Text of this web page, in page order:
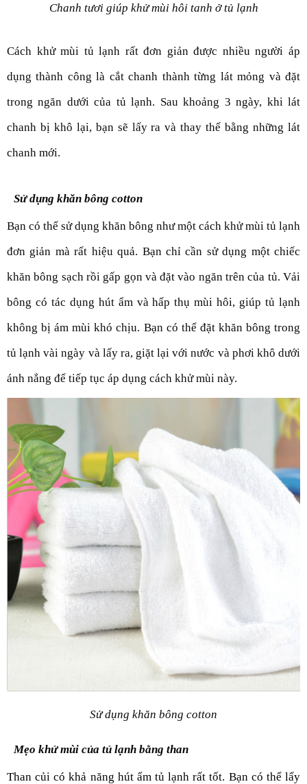
Chanh tươi giúp khử mùi hôi tanh ở tủ lạnh
Cách khử mùi tủ lạnh rất đơn giản được nhiều người áp
dụng thành công là cắt chanh thành từng lát mỏng và đặt
trong ngăn dưới của tủ lạnh. Sau khoảng 3 ngày, khi lát
chanh bị khô lại, bạn sẽ lấy ra và thay thế bằng những lát
chanh mới.
Sử dụng khăn bông cotton
Bạn có thể sử dụng khăn bông như một cách khử mùi tủ lạnh
đơn giản mà rất hiệu quả. Bạn chỉ cần sử dụng một chiếc
khăn bông sạch rồi gấp gọn và đặt vào ngăn trên của tủ. Vải
bông có tác dụng hút ẩm và hấp thụ mùi hôi, giúp tủ lạnh
không bị ám mùi khó chịu. Bạn có thể đặt khăn bông trong
tủ lạnh vài ngày và lấy ra, giặt lại với nước và phơi khô dưới
ánh nắng để tiếp tục áp dụng cách khử mùi này.
Sử dụng khăn bông cotton
Mẹo khử mùi của tủ lạnh bằng than
Than củi có khả năng hút ẩm tủ lạnh rất tốt. Bạn có thể lấy